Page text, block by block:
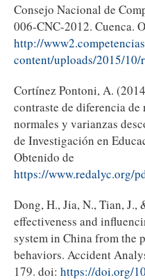
Consejo Nacional de
006-CNC-2012. Cuenca.
http://
content/uploads/2015/
Cortínez Pontoni, A.
contraste de diferencia de
normales y varianzas
de Investigación en
Obtenido de
https://www.redalyc.org/
Dong, H., Jia, N., Tian, J.,
effectiveness and
system in China from the
behaviors. Accident
179. doi: https://doi.org/